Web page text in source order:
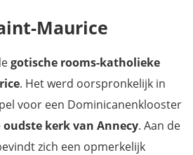
Maurice
gotische rooms-katholieke
. Het werd oorspronkelijk in
voor een Dominicanenklooster
oudste kerk van Annecy. Aan de
zich een opmerkelijk